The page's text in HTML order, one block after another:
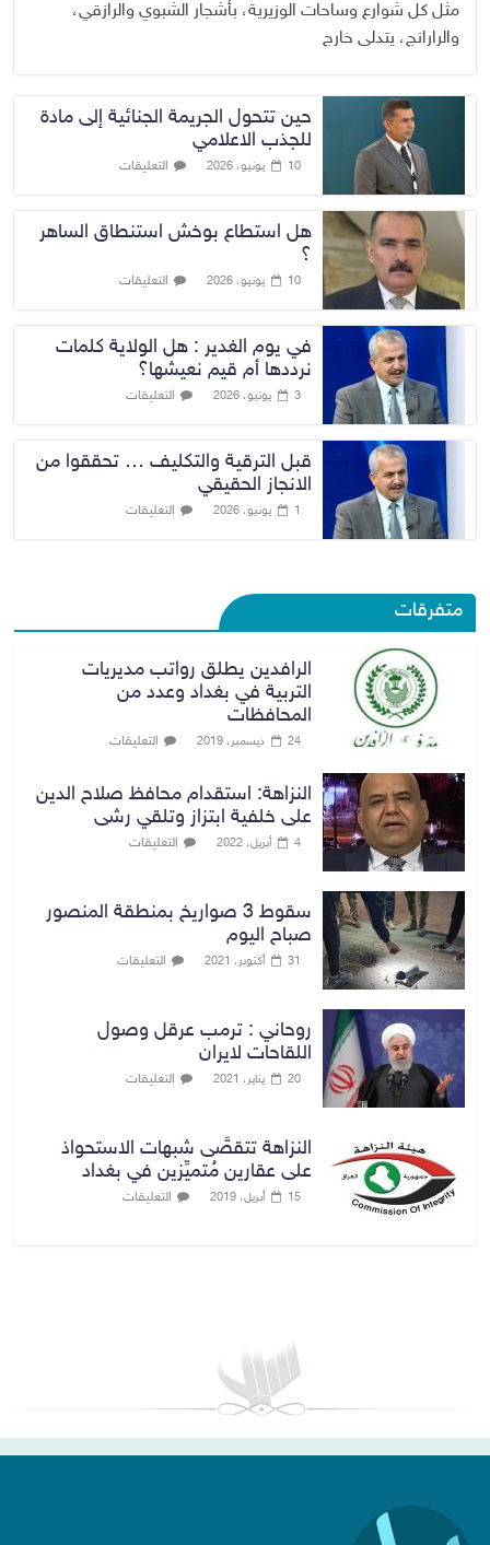
مثل كل شوارع وساحات الوزيرية، بأشجار الشبوي والرازقي،
والرارانج، يتدلى خارج
حين تتحول الجريمة الجنائية إلى مادة
للجذب الاعلامي
10 يونيو، 2026 التعليقات
هل استطاع بوخش استنطاق الساهر
؟
10 يونيو، 2026 التعليقات
في يوم الغدير : هل الولاية كلمات
نرددها أم قيم نعيشها؟
3 يونيو، 2026 التعليقات
قبل الترقية والتكليف … تحققوا من
الانجاز الحقيقي
1 يونيو، 2026 التعليقات
متفرقات
الرافدين يطلق رواتب مديريات
التربية في بغداد وعدد من
المحافظات
24 ديسمبر، 2019 التعليقات
النزاهة: استقدام محافظ صلاح الدين
على خلفية ابتزاز وتلقي رشى
4 أبريل، 2022 التعليقات
سقوط 3 صواريخ بمنطقة المنصور
صباح اليوم
31 أكتوبر، 2021 التعليقات
روحاني : ترمب عرقل وصول
اللقاحات لايران
20 يناير، 2021 التعليقات
النزاهة تتقصَّى شبهات الاستحواذ
على عقارين مُتميِّزين في بغداد
15 أبريل، 2019 التعليقات